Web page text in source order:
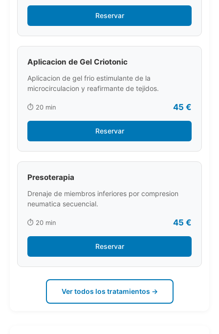
Reservar
Aplicacion de Gel Criotonic
Aplicacion de gel frio estimulante de la
microcirculacion y reafirmante de tejidos.
⏱️ 20 min 45 €
Reservar
Presoterapia
Drenaje de miembros inferiores por compresion
neumatica secuencial.
⏱️ 20 min 45 €
Reservar
Ver todos los tratamientos →